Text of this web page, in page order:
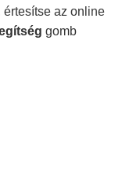
értesítse az online
gomb